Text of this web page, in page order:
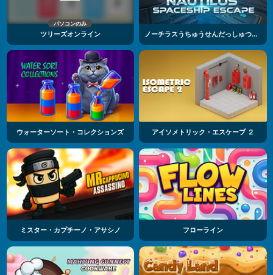
パソコンのみ
ツリーズオンライン ノーチラスうちゅうせんだっしゅつパズル
ウォーターソート・コレクションズ アイソメトリック・エスケープ ２
ミスター・カプチーノ・アサシノ フローライン